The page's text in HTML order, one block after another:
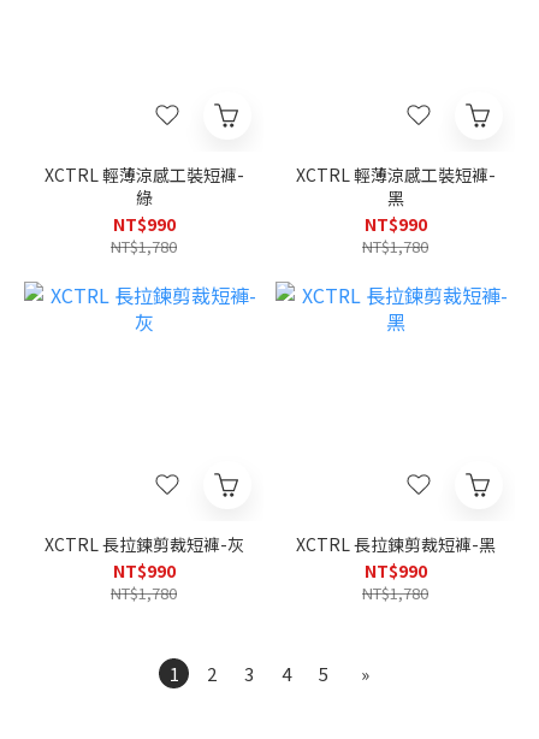
XCTRL 輕薄涼感工裝短褲-
綠
NT$990
NT$1,780
XCTRL 輕薄涼感工裝短褲-
黑
NT$990
NT$1,780
XCTRL 長拉鍊剪裁短褲-灰
NT$990
NT$1,780
XCTRL 長拉鍊剪裁短褲-黑
NT$990
NT$1,780
1 2 3 4 5 »